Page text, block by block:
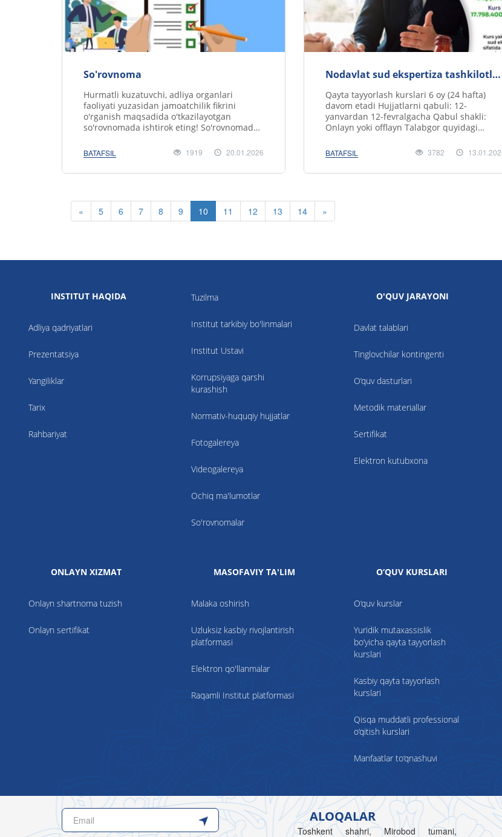
So'rovnoma
Hurmatli kuzatuvchi, adliya organlari
faoliyati yuzasidan jamoatchilik fikrini
o'rganish maqsadida o'tkazilayotgan
so'rovnomada ishtirok eting! So'rovnomada
BATAFSIL 1919 20.01.2026
Nodavlat sud ekspertiza tashkilotlari
kurslariga qabul e'lon qilinadi!
Qayta tayyorlash kurslari 6 oy (24 hafta)
davom etadi Hujjatlarni qabuli: 12-
yanvardan 12-fevralgacha Qabul shakli:
Onlayn yoki offlayn Talabgor quyidagi
BATAFSIL 3782
« 5 6 7 8 9 10 11 12 13 14 »
INSTITUT HAQIDA
Adliya qadriyatlari
Prezentatsiya
Yangiliklar
Tarix
Rahbariyat
Tuzilma
Institut tarkibiy bo'linmalari
Institut Ustavi
Korrupsiyaga qarshi
kurashish
Normativ-huquqiy hujjatlar
Fotogalereya
Videogalereya
Ochiq ma'lumotlar
So'rovnomalar
O'QUV JARAYONI
Davlat talablari
Tinglovchilar kontingenti
O‘quv dasturlari
Metodik materiallar
Sertifikat
Elektron kutubxona
ONLAYN XIZMAT
Onlayn shartnoma tuzish
Onlayn sertifikat
MASOFAVIY TA'LIM
Malaka oshirish
Uzluksiz kasbiy rivojlantirish
platformasi
Elektron qo'llanmalar
Raqamli Institut platformasi
O‘QUV KURSLARI
O‘quv kurslar
Yuridik mutaxassislik
bo‘yicha qayta tayyorlash
kurslari
Kasbiy qayta tayyorlash
kurslari
Qisqa muddatli professional
o‘qitish kurslari
Manfaatlar to‘qnashuvi
ALOQALAR
Toshkent shahri, Mirobod tumani,